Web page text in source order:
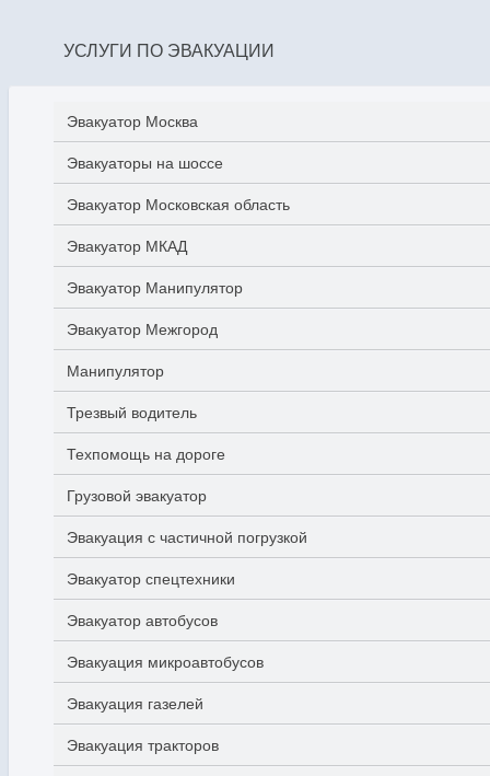
УСЛУГИ ПО ЭВАКУАЦИИ
Эвакуатор Москва
Эвакуаторы на шоссе
Эвакуатор Московская область
Эвакуатор МКАД
Эвакуатор Манипулятор
Эвакуатор Межгород
Манипулятор
Трезвый водитель
Техпомощь на дороге
Грузовой эвакуатор
Эвакуация с частичной погрузкой
Эвакуатор спецтехники
Эвакуатор автобусов
Эвакуация микроавтобусов
Эвакуация газелей
Эвакуация тракторов